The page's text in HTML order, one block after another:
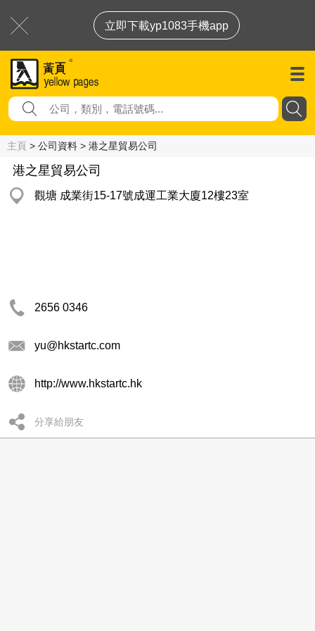
立即下載yp1083手機app
主頁 > 公司資料 > 港之星貿易公司
港之星貿易公司
觀塘 成業街15-17號成運工業大廈12樓23室
2656 0346
yu@hkstartc.com
http://www.hkstartc.hk
分享給朋友